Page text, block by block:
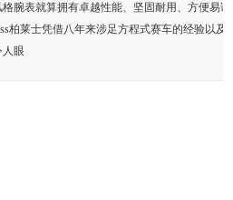
腕表就算拥有卓越性能、坚固耐用、方便易
柏莱士凭借八年来涉足方程式赛车的经验以
眼